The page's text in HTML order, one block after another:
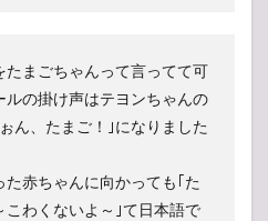
たまごちゃんって言ってて可
ルの掛け声はテヨンちゃんの
ん、たまご！｣になりました
た赤ちゃんに向かっても｢た
こわくないよ～｣て日本語で